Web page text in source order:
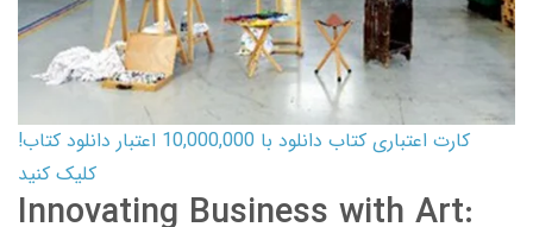
کارت اعتباری کتاب دانلود با 10,000,000 اعتبار دانلود کتاب!
کلیک کنید
Innovating Business with Art: